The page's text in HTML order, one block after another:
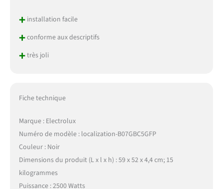
+installation facile
+conforme aux descriptifs
+très joli
Fiche technique
Marque : Electrolux
Numéro de modèle : localization-B07GBC5GFP
Couleur : Noir
Dimensions du produit (L x l x h) : 59 x 52 x 4,4 cm; 15
kilogrammes
Puissance : 2500 Watts